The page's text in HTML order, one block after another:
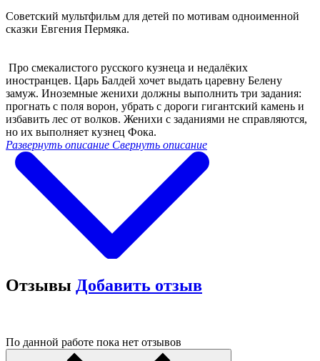
Cоветский мультфильм для детей по мотивам одноименной
сказки Евгения Пермяка.
Про смекалистого русского кузнеца и недалёких
иностранцев. Царь Балдей хочет выдать царевну Белену
замуж. Иноземные женихи должны выполнить три задания:
прогнать с поля ворон, убрать с дороги гигантский камень и
избавить лес от волков. Женихи с заданиями не справляются,
но их выполняет кузнец Фока.
Развернуть описание Свернуть описание
Отзывы Добавить отзыв
По данной работе пока нет отзывов